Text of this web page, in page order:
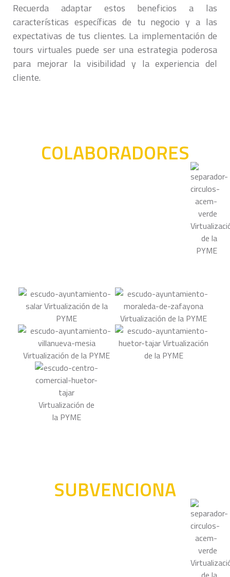
Recuerda adaptar estos beneficios a las
características específicas de tu negocio y a las
expectativas de tus clientes. La implementación de
tours virtuales puede ser una estrategia poderosa
para mejorar la visibilidad y la experiencia del
cliente.
COLABORADORES
SUBVENCIONA